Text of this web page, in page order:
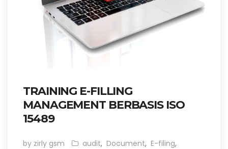
TRAINING E-FILLING
MANAGEMENT BERBASIS ISO
15489
by zirly gsm audit, Document, E-filing,